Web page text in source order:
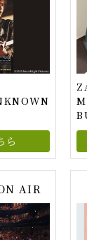
ら
AIR